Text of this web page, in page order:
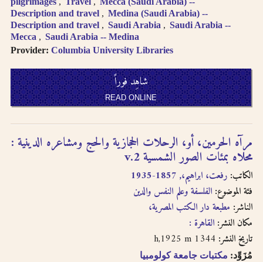
read the other
volumes.
Click on hyper-
linked metadata to
the same category.
Transliteration
(for consonants)
theLOC
transliteration
system
اضغط على الروابط لمزيد من
الكتب في نفس الفئة
الترجمة الصوتية بالحروف
اللاتينية تتبعنظام مكتبة
الكونجرس
النطق يتبع العربية الفصحى
لدى الترجمة الصوتية
لدى الترجمة الصوتية تتساوى
حروف العلّة بتشكيل وبدونه
حاول البحث عن مكان النشر
باستخدام طرق مختلفة من
الترجمة الصوتية.
حاول البحث عن مكان النشر
باللغة الفرنسية أو باللغة
Description and travel
Medina (Saudi Arabia) --
Description and travel
Saudi Arabia
Saudi Arabia --
Mecca
Saudi Arabia -- Medina
Provider: Columbia University Libraries
شاهِد فوراً
READ ONLINE
مرآه الحرمين، أو، الرحلات الحجازية والحج ومشاعره الدينية :
محلاه بمئات الصور الشمسية v.2
الكاتب: رفعت، ابراهيم،, 1857-1935
فئة الموضوع: الفلسفة وعلم النفس والدين
الناشر: مطبعة دار الكتب المصرية،
مكان النشر: القاهرة :
تاريخ النشر:
مُزَوِّد: مكتبات جامعة كولومبيا